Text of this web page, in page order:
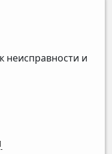
неисправности и